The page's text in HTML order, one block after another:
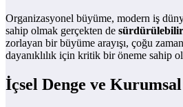
Organizasyonel büyüme, modern iş
sahip olmak gerçekten de
zorlayan bir büyüme arayışı, çoğu
dayanıklılık için kritik bir öneme sahip
İçsel Denge ve